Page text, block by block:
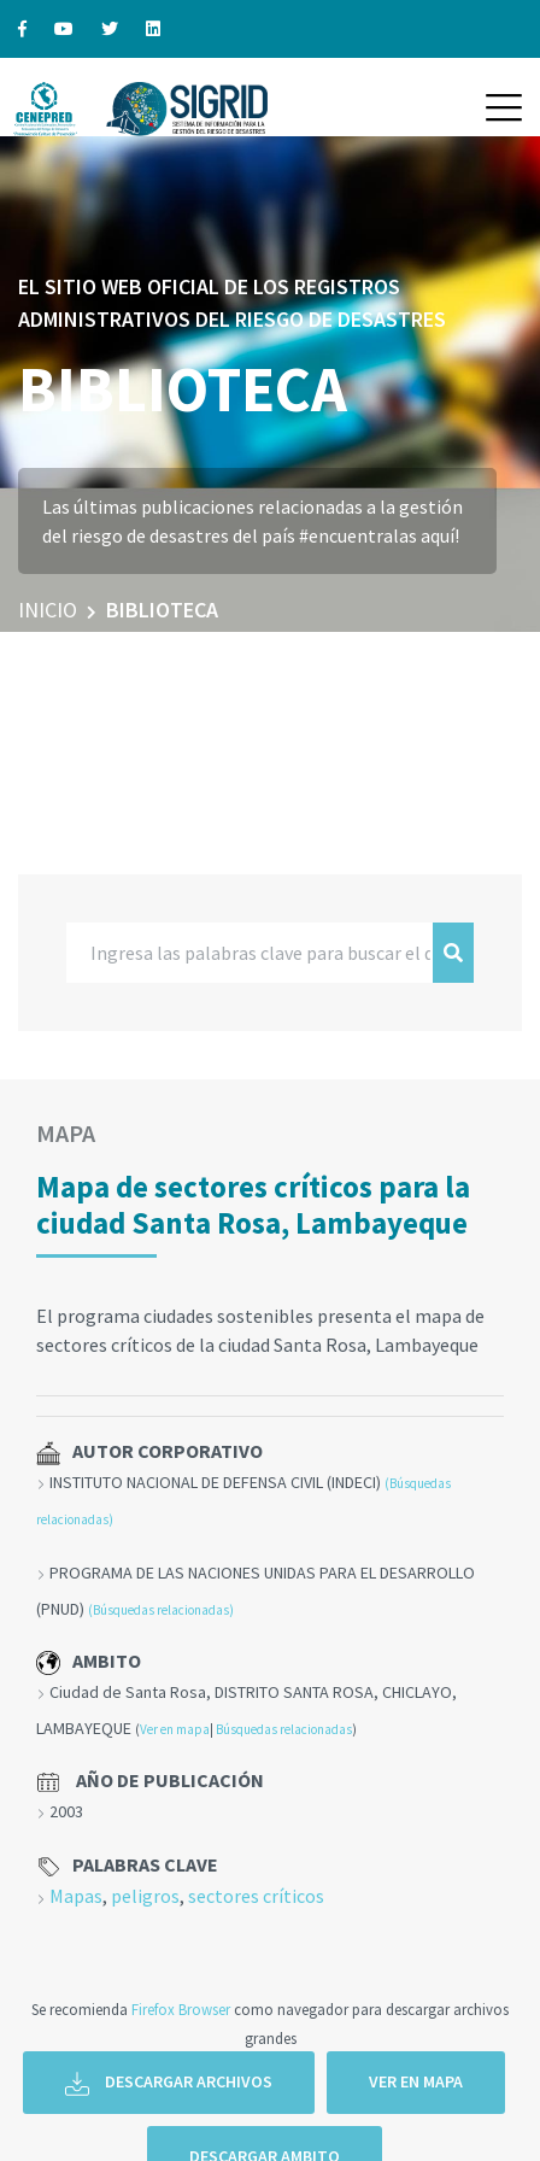
EL SITIO WEB OFICIAL DE LOS REGISTROS
ADMINISTRATIVOS DEL RIESGO DE DESASTRES
BIBLIOTECA
Las últimas publicaciones relacionadas a la gestión
del riesgo de desastres del país #encuentralas aquí!
INICIO BIBLIOTECA
MAPA
Mapa de sectores críticos para la
ciudad Santa Rosa, Lambayeque
El programa ciudades sostenibles presenta el mapa de
sectores críticos de la ciudad Santa Rosa, Lambayeque
AUTOR CORPORATIVO
INSTITUTO NACIONAL DE DEFENSA CIVIL (INDECI) (Búsquedas
relacionadas)
PROGRAMA DE LAS NACIONES UNIDAS PARA EL DESARROLLO
(PNUD) (Búsquedas relacionadas)
AMBITO
Ciudad de Santa Rosa, DISTRITO SANTA ROSA, CHICLAYO,
LAMBAYEQUE (Ver en mapa Búsquedas relacionadas)
AÑO DE PUBLICACIÓN
2003
PALABRAS CLAVE
Mapas, peligros, sectores críticos
Se recomienda Firefox Browsercomo navegador para descargar archivos
grandes
DESCARGAR ARCHIVOS VER EN MAPA
DESCARGAR AMBITO